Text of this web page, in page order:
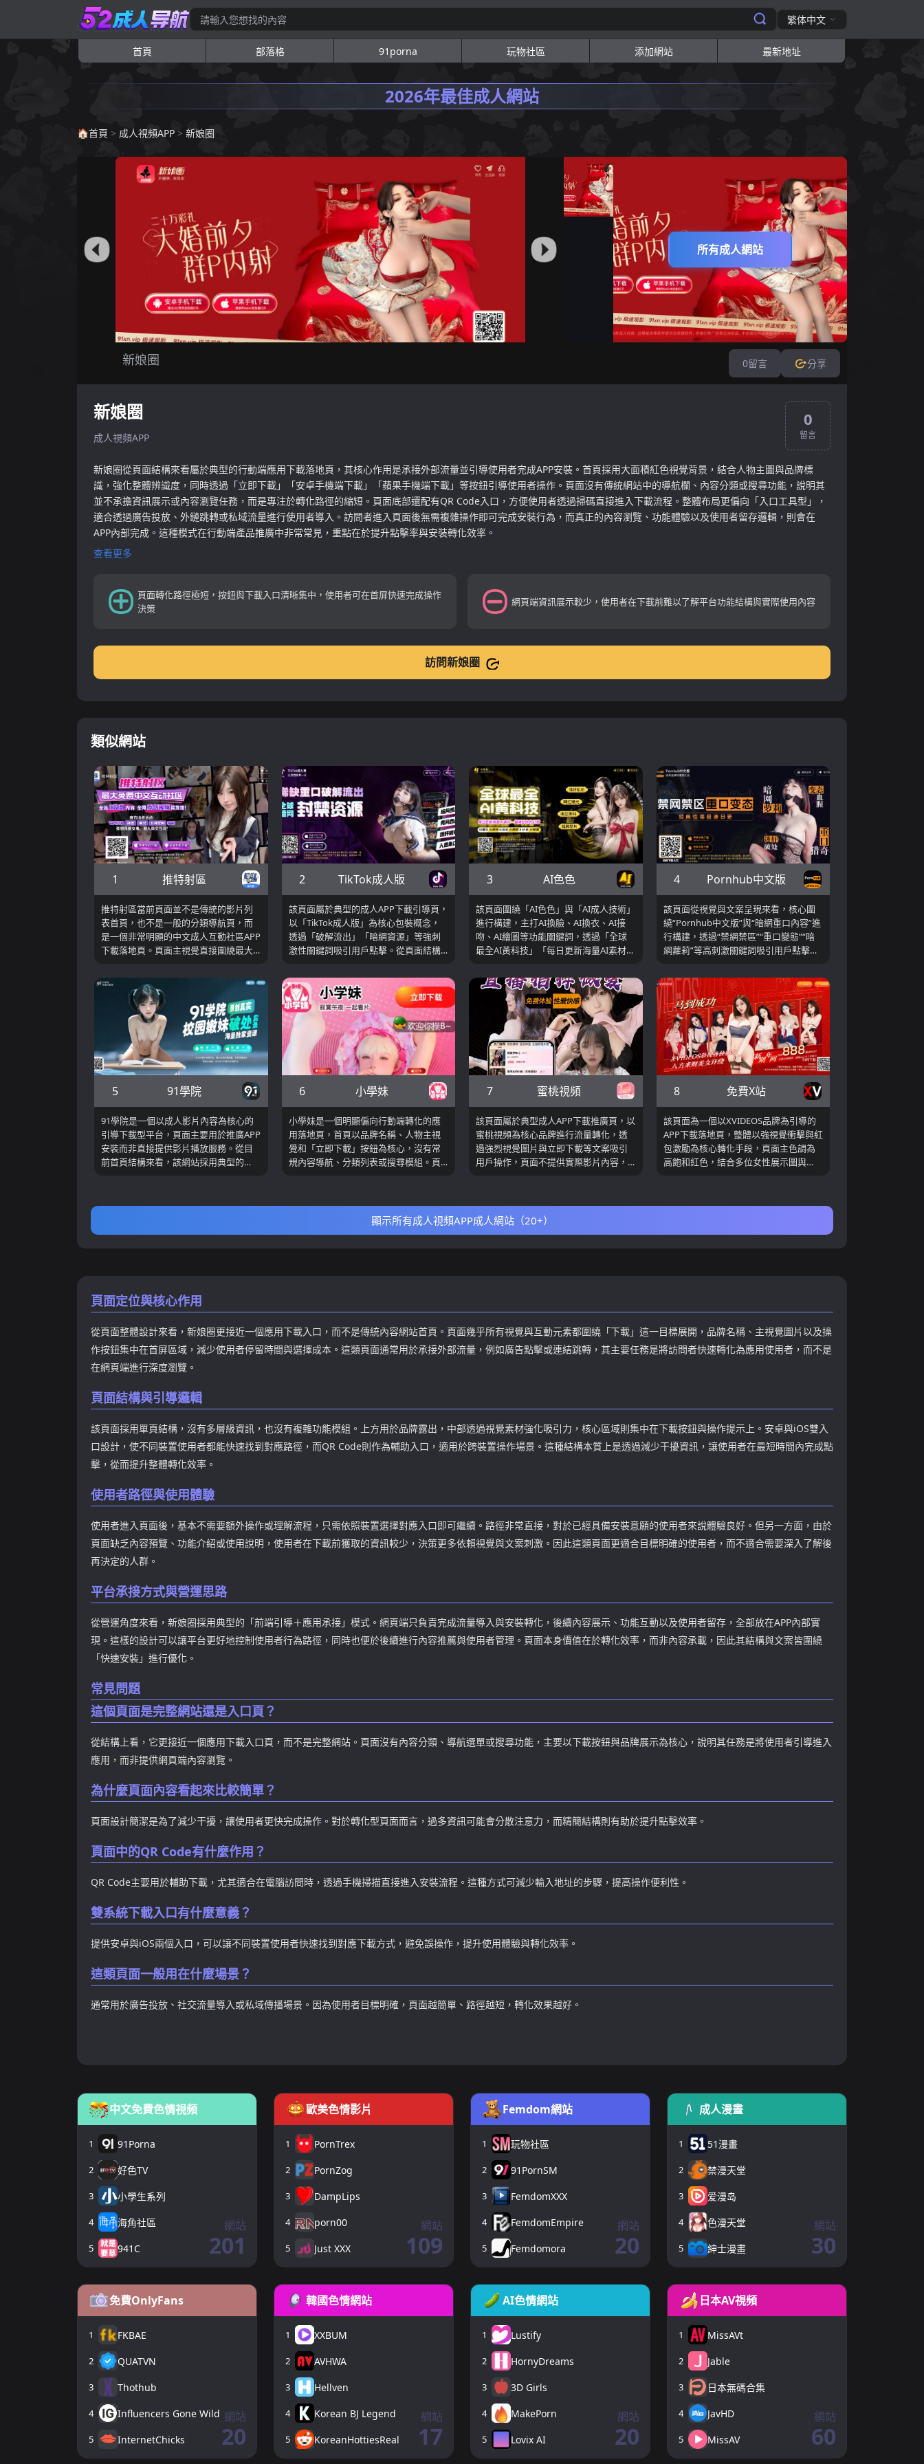
繁体中文
首頁 部落格 91porna 玩物社區 添加網站 最新地址
2026年最佳成人網站
🏠首頁 > 成人視頻APP > 新娘圈
新娘圈
所有成人網站
0留言 分享
新娘圈
成人視頻APP
0
留言
新娘圈從頁面結構來看屬於典型的行動端應用下載落地頁，其核心作用是承接外部流量並引導使用者完成APP安裝。首頁採用大面積紅色視覺背景，結合人物主圖與品牌標
識，強化整體辨識度，同時透過「立即下載」「安卓手機端下載」「蘋果手機端下載」等按鈕引導使用者操作。頁面沒有傳統網站中的導航欄、內容分類或搜尋功能，說明其
並不承擔資訊展示或內容瀏覽任務，而是專注於轉化路徑的縮短。頁面底部還配有QR Code入口，方便使用者透過掃碼直接進入下載流程。整體布局更偏向「入口工具型」，
適合透過廣告投放、外鏈跳轉或私域流量進行使用者導入。訪問者進入頁面後無需複雜操作即可完成安裝行為，而真正的內容瀏覽、功能體驗以及使用者留存邏輯，則會在
APP內部完成。這種模式在行動端產品推廣中非常常見，重點在於提升點擊率與安裝轉化效率。
查看更多
頁面轉化路徑極短，按鈕與下載入口清晰集中，使用者可在首屏快速完成操作
決策
網頁端資訊展示較少，使用者在下載前難以了解平台功能結構與實際使用內容
訪問新娘圈
類似網站
1 推特射區
推特射區當前頁面並不是傳統的影片列
表首頁，也不是一般的分類導航頁，而
是一個非常明顯的中文成人互動社區APP
下載落地頁。頁面主視覺直接圍繞最大
網原創影片首發地等文案展開，同時把
蘋果手機下載、安卓手機下載、二維碼
安裝入口和活動賣點全部集中在首屏，
這表示這個頁面的首要任務不是讓使用
者先在網頁裡瀏覽內容，而是盡快把訪
問者導向應用安裝流程。結合頁面頂部
的品牌展示與右側推廣賺錢、官方TG群
等入口來看，這個站點更像一個以中文
原創內容、互動社交和活動轉化為賣點
的導流型社區入口頁，而不是單純的看
片網頁首頁。該頁面本身更強調安裝轉
化、社區加入和後續站內互動，真正的
內容消費、使用者關係和社區活動大概
率都被放在應用內部承接。該連結目前
打開後可識別為推特射區頁面。
2 TikTok成人版
該頁面屬於典型的成人APP下載引導頁，
以「TikTok成人版」為核心包裝概念，
透過「破解流出」「暗網資源」等強刺
激性關鍵詞吸引用戶點擊。從頁面結構
展示配合誇張文案強化用戶停留與轉化
慾望。頁面提供二維碼掃碼下載入口，
同時提示使用特定瀏覽器完成安裝流
程，說明其目標使用者主要為行動端用
戶。頁面中並不存在任何影片播放、分
類導航或內容列表，所有模組均圍繞下
載行為展開。這種頁面在成人行業中通
常作為「引流落地頁」，用於將網頁流
量導入APP生態，後續透過會員訂閱、直
播互動、付費內容等方式實現變現，因
此其核心價值在於轉化效率而非內容呈
現。
3 AI色色
該頁面圍繞「AI色色」與「AI成人技術」
進行構建，主打AI換臉、AI換衣、AI接
吻、AI繪圖等功能關鍵詞，透過「全球
最全AI黃科技」「每日更新海量AI素材」
看，該站屬於典型下載引導型落地頁，
並未提供真實視頻播放或內容瀏覽功
能，而是透過二維碼與安卓下載入口直
接引導用戶進入APP。整體頁面採用強視
覺+高刺激關鍵詞組合，配合黑金科技風
設計強化點擊欲望。從運營角度分析，
這類頁面透過AI技術噱頭與成人內容結
合，快速吸引精準用戶，並透過極簡路
徑實現高轉化，但同時缺乏內容透明度
4 Pornhub中文版
該頁面從視覺與文案呈現來看，核心圍
繞“Pornhub中文版”與“暗網重口內容”進
行構建，透過“禁網禁區”“重口變態”“暗
網蘿莉”等高刺激關鍵詞吸引用戶點擊，
頁面並未提供任何視頻播放或分類瀏覽
功能，而是典型的下載導向落地頁，透
過二維碼與安卓、蘋果下載按鈕完成轉
化。整體為單頁結構，無導航與分類，
所有元素圍繞下載入口展開，屬於高轉
化導向頁面。從運營角度來看，此類頁
面透過關鍵詞刺激與視覺吸引提升點擊
率，但在內容透明度與信任方面存在不
足。
5 91學院
91學院是一個以成人影片內容為核心的
引導下載型平台，頁面主要用於推廣APP
安裝而非直接提供影片播放服務。從目
前首頁結構來看，該網站採用典型的
側突出「原創真實」「高清無碼」等關
6 小學妹
小學妹是一個明顯偏向行動端轉化的應
用落地頁，首頁以品牌名稱、人物主視
覺和「立即下載」按鈕為核心，沒有常
規內容導航、分類列表或搜尋模組。頁
在最短路徑內完成安裝動作。目前可訪
問頁面的公開文本很少，主要以圖片形
7 蜜桃視頻
該頁面屬於典型成人APP下載推廣頁，以
蜜桃視頻為核心品牌進行流量轉化，透
過強烈視覺圖片與立即下載等文案吸引
用戶操作，頁面不提供實際影片內容，
移動端使用者下載與分發。
8 免費X站
該頁面為一個以XVIDEOS品牌為引導的
APP下載落地頁，整體以強視覺衝擊與紅
包激勵為核心轉化手段，頁面主色調為
高飽和紅色，結合多位女性展示圖與
過二維碼與提示文案引導用戶下載安裝
顯示所有成人視頻APP成人網站（20+）
頁面定位與核心作用
從頁面整體設計來看，新娘圈更接近一個應用下載入口，而不是傳統內容網站首頁。頁面幾乎所有視覺與互動元素都圍繞「下載」這一目標展開，品牌名稱、主視覺圖片以及操
作按鈕集中在首屏區域，減少使用者停留時間與選擇成本。這類頁面通常用於承接外部流量，例如廣告點擊或連結跳轉，其主要任務是將訪問者快速轉化為應用使用者，而不是
在網頁端進行深度瀏覽。
頁面結構與引導邏輯
該頁面採用單頁結構，沒有多層級資訊，也沒有複雜功能模組。上方用於品牌露出，中部透過視覺素材強化吸引力，核心區域則集中在下載按鈕與操作提示上。安卓與iOS雙入
口設計，使不同裝置使用者都能快速找到對應路徑，而QR Code則作為輔助入口，適用於跨裝置操作場景。這種結構本質上是透過減少干擾資訊，讓使用者在最短時間內完成點
擊，從而提升整體轉化效率。
使用者路徑與使用體驗
使用者進入頁面後，基本不需要額外操作或理解流程，只需依照裝置選擇對應入口即可繼續。路徑非常直接，對於已經具備安裝意願的使用者來說體驗良好。但另一方面，由於
頁面缺乏內容預覽、功能介紹或使用說明，使用者在下載前獲取的資訊較少，決策更多依賴視覺與文案刺激。因此這類頁面更適合目標明確的使用者，而不適合需要深入了解後
再決定的人群。
平台承接方式與營運思路
從營運角度來看，新娘圈採用典型的「前端引導＋應用承接」模式。網頁端只負責完成流量導入與安裝轉化，後續內容展示、功能互動以及使用者留存，全部放在APP內部實
現。這樣的設計可以讓平台更好地控制使用者行為路徑，同時也便於後續進行內容推薦與使用者管理。頁面本身價值在於轉化效率，而非內容承載，因此其結構與文案皆圍繞
「快速安裝」進行優化。
常見問題
這個頁面是完整網站還是入口頁？
從結構上看，它更接近一個應用下載入口頁，而不是完整網站。頁面沒有內容分類、導航選單或搜尋功能，主要以下載按鈕與品牌展示為核心，說明其任務是將使用者引導進入
應用，而非提供網頁端內容瀏覽。
為什麼頁面內容看起來比較簡單？
頁面設計簡潔是為了減少干擾，讓使用者更快完成操作。對於轉化型頁面而言，過多資訊可能會分散注意力，而精簡結構則有助於提升點擊效率。
頁面中的QR Code有什麼作用？
QR Code主要用於輔助下載，尤其適合在電腦訪問時，透過手機掃描直接進入安裝流程。這種方式可減少輸入地址的步驟，提高操作便利性。
雙系統下載入口有什麼意義？
提供安卓與iOS兩個入口，可以讓不同裝置使用者快速找到對應下載方式，避免誤操作，提升使用體驗與轉化效率。
這類頁面一般用在什麼場景？
通常用於廣告投放、社交流量導入或私域傳播場景。因為使用者目標明確，頁面越簡單、路徑越短，轉化效果越好。
中文免費色情視頻
1 91Porna
2 好色TV
3 小學生系列
4 海角社區
5 941C
網站
201
歐美色情影片
1 PornTrex
2 PornZog
3 DampLips
4 porn00
5 Just XXX
網站
109
Femdom網站
1 玩物社區
2 91PornSM
3 FemdomXXX
4 FemdomEmpire
5 Femdomora
網站
20
成人漫畫
1 51漫畫
2 禁漫天堂
3 爱漫岛
4 色漫天堂
5 紳士漫畫
網站
30
免費OnlyFans
1 FKBAE
2 QUATVN
3 Thothub
4 Influencers Gone Wild
5 InternetChicks
網站
20
韓國色情網站
1 XXBUM
2 AVHWA
3 Hellven
4 Korean BJ Legend
5 KoreanHottiesReal
網站
17
AI色情網站
1 Lustify
2 HornyDreams
3 3D Girls
4 MakePorn
5 Lovix AI
網站
20
日本AV視頻
1 MissAVt
2 Jable
3 日本無碼合集
4 JavHD
5 MissAV
網站
60